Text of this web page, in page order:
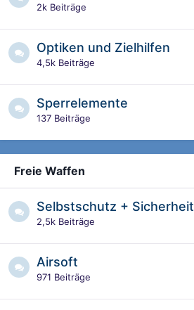
2k Beiträge
Optiken und Zielhilfen
4,5k Beiträge
Sperrelemente
137 Beiträge
Freie Waffen
Selbstschutz + Sicherheit
2,5k Beiträge
Airsoft
971 Beiträge